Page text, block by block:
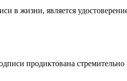
в жизни, является
продиктована